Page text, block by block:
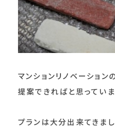
マンションリノベーショ
提案できればと思っていま
プランは大分出来てきまし